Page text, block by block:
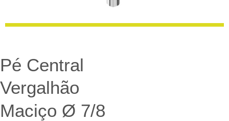
Pé Central
Vergalhão
Maciço Ø 7/8